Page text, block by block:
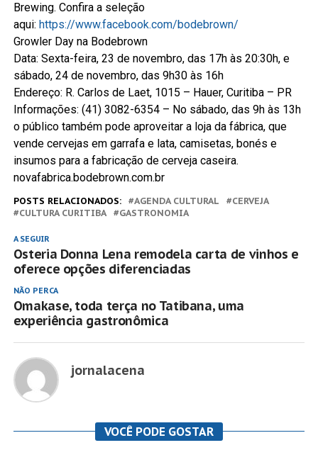
Brewing. Confira a seleção
aqui: https://www.facebook.com/bodebrown/
Growler Day na Bodebrown
Data: Sexta-feira, 23 de novembro, das 17h às 20:30h, e
sábado, 24 de novembro, das 9h30 às 16h
Endereço: R. Carlos de Laet, 1015 – Hauer, Curitiba – PR
Informações: (41) 3082-6354 – No sábado, das 9h às 13h
o público também pode aproveitar a loja da fábrica, que
vende cervejas em garrafa e lata, camisetas, bonés e
insumos para a fabricação de cerveja caseira.
novafabrica.bodebrown.com.br
POSTS RELACIONADOS: AGENDA CULTURAL
CERVEJA
CULTURA CURITIBA
GASTRONOMIA
A SEGUIR
Osteria Donna Lena remodela carta de vinhos e
oferece opções diferenciadas
NÃO PERCA
Omakase, toda terça no Tatibana, uma
experiência gastronômica
jornalacena
VOCÊ PODE GOSTAR